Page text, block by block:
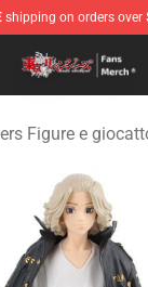
shipping on orders over
Store - Official
Figure e